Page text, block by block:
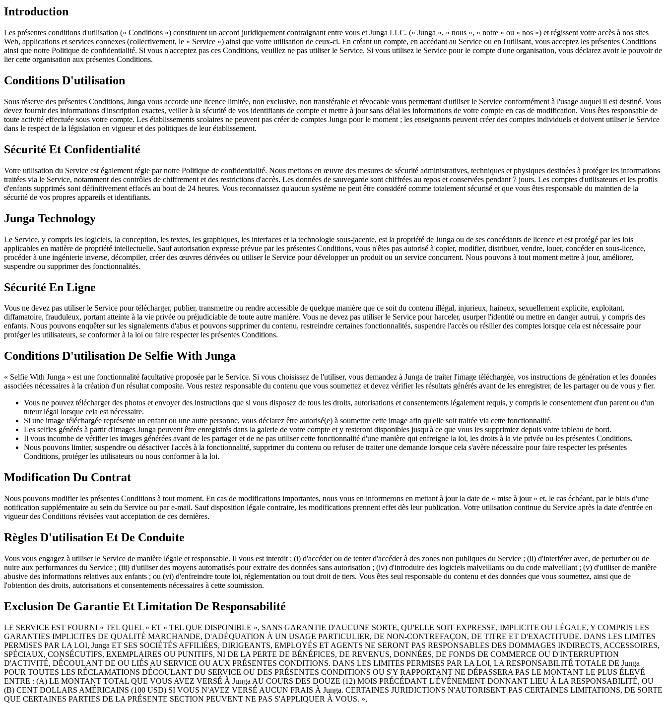
Introduction
Les présentes conditions d'utilisation (« Conditions ») constituent un accord juridiquement contraignant entre vous et Junga LLC. (« Junga », « nous », « notre » ou « nos ») et régissent votre accès à nos sites
Web, applications et services connexes (collectivement, le « Service ») ainsi que votre utilisation de ceux-ci. En créant un compte, en accédant au Service ou en l'utilisant, vous acceptez les présentes Conditions
ainsi que notre Politique de confidentialité. Si vous n'acceptez pas ces Conditions, veuillez ne pas utiliser le Service. Si vous utilisez le Service pour le compte d'une organisation, vous déclarez avoir le pouvoir de
lier cette organisation aux présentes Conditions.
Conditions D'utilisation
Sous réserve des présentes Conditions, Junga vous accorde une licence limitée, non exclusive, non transférable et révocable vous permettant d'utiliser le Service conformément à l'usage auquel il est destiné. Vous
devez fournir des informations d'inscription exactes, veiller à la sécurité de vos identifiants de compte et mettre à jour sans délai les informations de votre compte en cas de modification. Vous êtes responsable de
toute activité effectuée sous votre compte. Les établissements scolaires ne peuvent pas créer de comptes Junga pour le moment ; les enseignants peuvent créer des comptes individuels et doivent utiliser le Service
dans le respect de la législation en vigueur et des politiques de leur établissement.
Sécurité Et Confidentialité
Votre utilisation du Service est également régie par notre Politique de confidentialité. Nous mettons en œuvre des mesures de sécurité administratives, techniques et physiques destinées à protéger les informations
traitées via le Service, notamment des contrôles de chiffrement et des restrictions d'accès. Les données de sauvegarde sont chiffrées au repos et conservées pendant 7 jours. Les comptes d'utilisateurs et les profils
d'enfants supprimés sont définitivement effacés au bout de 24 heures. Vous reconnaissez qu'aucun système ne peut être considéré comme totalement sécurisé et que vous êtes responsable du maintien de la
sécurité de vos propres appareils et identifiants.
Junga Technology
Le Service, y compris les logiciels, la conception, les textes, les graphiques, les interfaces et la technologie sous-jacente, est la propriété de Junga ou de ses concédants de licence et est protégé par les lois
applicables en matière de propriété intellectuelle. Sauf autorisation expresse prévue par les présentes Conditions, vous n'êtes pas autorisé à copier, modifier, distribuer, vendre, louer, concéder en sous-licence,
procéder à une ingénierie inverse, décompiler, créer des œuvres dérivées ou utiliser le Service pour développer un produit ou un service concurrent. Nous pouvons à tout moment mettre à jour, améliorer,
suspendre ou supprimer des fonctionnalités.
Sécurité En Ligne
Vous ne devez pas utiliser le Service pour télécharger, publier, transmettre ou rendre accessible de quelque manière que ce soit du contenu illégal, injurieux, haineux, sexuellement explicite, exploitant,
diffamatoire, frauduleux, portant atteinte à la vie privée ou préjudiciable de toute autre manière. Vous ne devez pas utiliser le Service pour harceler, usurper l'identité ou mettre en danger autrui, y compris des
enfants. Nous pouvons enquêter sur les signalements d'abus et pouvons supprimer du contenu, restreindre certaines fonctionnalités, suspendre l'accès ou résilier des comptes lorsque cela est nécessaire pour
protéger les utilisateurs, se conformer à la loi ou faire respecter les présentes Conditions.
Conditions D'utilisation De Selfie With Junga
« Selfie With Junga » est une fonctionnalité facultative proposée par le Service. Si vous choisissez de l'utiliser, vous demandez à Junga de traiter l'image téléchargée, vos instructions de génération et les données
associées nécessaires à la création d'un résultat composite. Vous restez responsable du contenu que vous soumettez et devez vérifier les résultats générés avant de les enregistrer, de les partager ou de vous y fier.
Vous ne pouvez télécharger des photos et envoyer des instructions que si vous disposez de tous les droits, autorisations et consentements légalement requis, y compris le consentement d'un parent ou d'un
tuteur légal lorsque cela est nécessaire.
Si une image téléchargée représente un enfant ou une autre personne, vous déclarez être autorisé(e) à soumettre cette image afin qu'elle soit traitée via cette fonctionnalité.
Les selfies générés à partir d'images Junga peuvent être enregistrés dans la galerie de votre compte et y resteront disponibles jusqu'à ce que vous les supprimiez depuis votre tableau de bord.
Il vous incombe de vérifier les images générées avant de les partager et de ne pas utiliser cette fonctionnalité d'une manière qui enfreigne la loi, les droits à la vie privée ou les présentes Conditions.
Nous pouvons limiter, suspendre ou désactiver l'accès à la fonctionnalité, supprimer du contenu ou refuser de traiter une demande lorsque cela s'avère nécessaire pour faire respecter les présentes
Conditions, protéger les utilisateurs ou nous conformer à la loi.
Modification Du Contrat
Nous pouvons modifier les présentes Conditions à tout moment. En cas de modifications importantes, nous vous en informerons en mettant à jour la date de « mise à jour » et, le cas échéant, par le biais d'une
notification supplémentaire au sein du Service ou par e-mail. Sauf disposition légale contraire, les modifications prennent effet dès leur publication. Votre utilisation continue du Service après la date d'entrée en
vigueur des Conditions révisées vaut acceptation de ces dernières.
Règles D'utilisation Et De Conduite
Vous vous engagez à utiliser le Service de manière légale et responsable. Il vous est interdit : (i) d'accéder ou de tenter d'accéder à des zones non publiques du Service ; (ii) d'interférer avec, de perturber ou de
nuire aux performances du Service ; (iii) d'utiliser des moyens automatisés pour extraire des données sans autorisation ; (iv) d'introduire des logiciels malveillants ou du code malveillant ; (v) d'utiliser de manière
abusive des informations relatives aux enfants ; ou (vi) d'enfreindre toute loi, réglementation ou tout droit de tiers. Vous êtes seul responsable du contenu et des données que vous soumettez, ainsi que de
l'obtention des droits, autorisations et consentements nécessaires à cette soumission.
Exclusion De Garantie Et Limitation De Responsabilité
LE SERVICE EST FOURNI « TEL QUEL » ET « TEL QUE DISPONIBLE », SANS GARANTIE D'AUCUNE SORTE, QU'ELLE SOIT EXPRESSE, IMPLICITE OU LÉGALE, Y COMPRIS LES
GARANTIES IMPLICITES DE QUALITÉ MARCHANDE, D'ADÉQUATION À UN USAGE PARTICULIER, DE NON-CONTREFAÇON, DE TITRE ET D'EXACTITUDE. DANS LES LIMITES
PERMISES PAR LA LOI, Junga ET SES SOCIÉTÉS AFFILIÉES, DIRIGEANTS, EMPLOYÉS ET AGENTS NE SERONT PAS RESPONSABLES DES DOMMAGES INDIRECTS, ACCESSOIRES,
SPÉCIAUX, CONSÉCUTIFS, EXEMPLAIRES OU PUNITIFS, NI DE LA PERTE DE BÉNÉFICES, DE REVENUS, DONNÉES, DE FONDS DE COMMERCE OU D'INTERRUPTION
D'ACTIVITÉ, DÉCOULANT DE OU LIÉS AU SERVICE OU AUX PRÉSENTES CONDITIONS. DANS LES LIMITES PERMISES PAR LA LOI, LA RESPONSABILITÉ TOTALE DE Junga
POUR TOUTES LES RÉCLAMATIONS DÉCOULANT DU SERVICE OU DES PRÉSENTES CONDITIONS OU S'Y RAPPORTANT NE DÉPASSERA PAS LE MONTANT LE PLUS ÉLEVÉ
ENTRE : (A) LE MONTANT TOTAL QUE VOUS AVEZ VERSÉ À Junga AU COURS DES DOUZE (12) MOIS PRÉCÉDANT L'ÉVÉNEMENT DONNANT LIEU À LA RESPONSABILITÉ, OU
(B) CENT DOLLARS AMÉRICAINS (100 USD) SI VOUS N'AVEZ VERSÉ AUCUN FRAIS À Junga. CERTAINES JURIDICTIONS N'AUTORISENT PAS CERTAINES LIMITATIONS, DE SORTE
QUE CERTAINES PARTIES DE LA PRÉSENTE SECTION PEUVENT NE PAS S'APPLIQUER À VOUS. »,